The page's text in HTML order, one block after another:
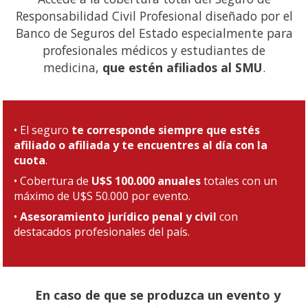
Responsabilidad Civil Profesional diseñado por el
Banco de Seguros del Estado especialmente para
profesionales médicos y estudiantes de
medicina, que estén afiliados al SMU.
• El seguro te corresponde siempre que estés
afiliado o afiliada y te encuentres al día con la
cuota.
• Cobertura de U$S 100.000 anualestotales con un
máximo de U$S 50.000 por evento.
• Asesoramiento jurídico penal y civil con
destacados profesionales del país.
En caso de que se produzca un evento y